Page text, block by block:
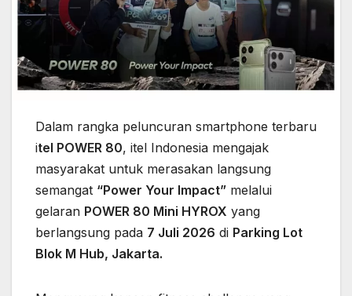
Dalam rangka peluncuran smartphone terbaru
itel POWER 80, itel Indonesia mengajak
masyarakat untuk merasakan langsung
semangat “Power Your Impact” melalui
gelaran POWER 80 Mini HYROX yang
berlangsung pada 7 Juli 2026 di Parking Lot
Blok M Hub, Jakarta.